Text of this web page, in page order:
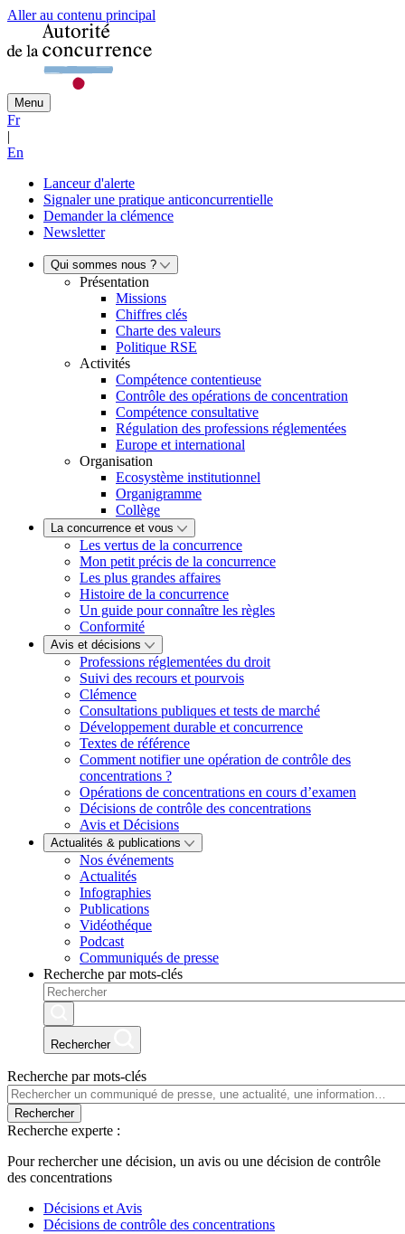
Aller au contenu principal
Menu
Fr
|
En
Lanceur d'alerte
Signaler une pratique anticoncurrentielle
Demander la clémence
Newsletter
Qui sommes nous ?
Présentation
Missions
Chiffres clés
Charte des valeurs
Politique RSE
Activités
Compétence contentieuse
Contrôle des opérations de concentration
Compétence consultative
Régulation des professions réglementées
Europe et international
Organisation
Ecosystème institutionnel
Organigramme
Collège
La concurrence et vous
Les vertus de la concurrence
Mon petit précis de la concurrence
Les plus grandes affaires
Histoire de la concurrence
Un guide pour connaître les règles
Conformité
Avis et décisions
Professions réglementées du droit
Suivi des recours et pourvois
Clémence
Consultations publiques et tests de marché
Développement durable et concurrence
Textes de référence
Comment notifier une opération de contrôle des
concentrations ?
Opérations de concentrations en cours d’examen
Décisions de contrôle des concentrations
Avis et Décisions
Actualités & publications
Nos événements
Actualités
Infographies
Publications
Vidéothéque
Podcast
Communiqués de presse
Recherche par mots-clés
Rechercher
Recherche par mots-clés
Rechercher
Recherche experte :
Pour rechercher une décision, un avis ou une décision de contrôle
des concentrations
Décisions et Avis
Décisions de contrôle des concentrations